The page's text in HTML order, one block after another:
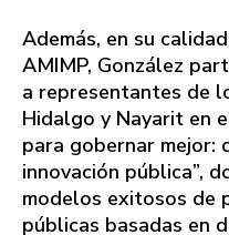
Además, en su
AMIMP, González
a representantes de
Hidalgo y Nayarit en
para gobernar
innovación pública”,
modelos exitosos de
públicas basadas en